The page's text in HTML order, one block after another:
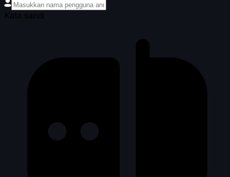
Kata sandi